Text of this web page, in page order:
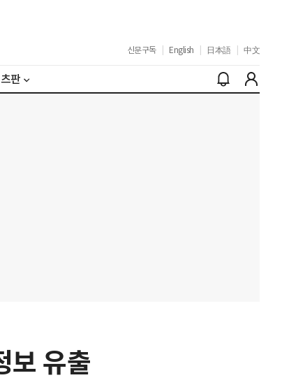
신문구독 English 日本語 中文
판
보 유출